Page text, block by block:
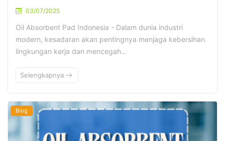
03/07/2025
Oil Absorbent Pad Indonesia - Dalam dunia industri
modern, kesadaran akan pentingnya menjaga kebersihan
lingkungan kerja dan mencegah…
Selengkapnya
Blog